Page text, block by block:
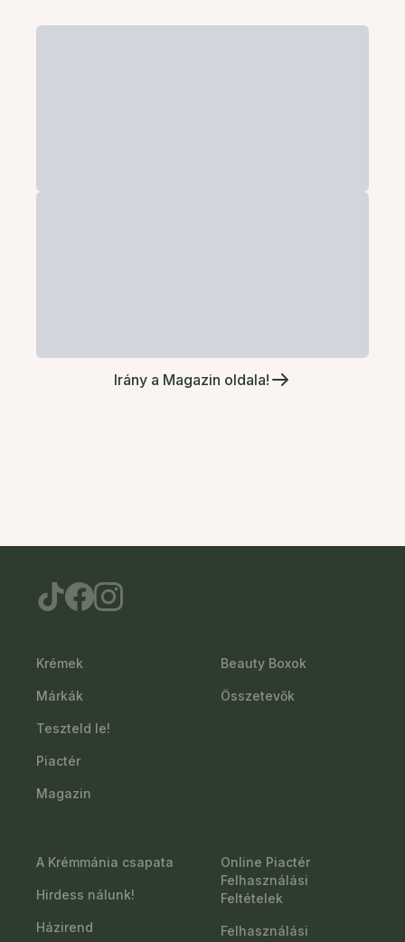
Irány a Magazin oldala!
Krémek
Márkák
Teszteld le!
Piactér
Magazin
Beauty Boxok
Összetevők
A Krémmánia csapata
Hirdess nálunk!
Házirend
Online Piactér
Felhasználási
Feltételek
Felhasználási